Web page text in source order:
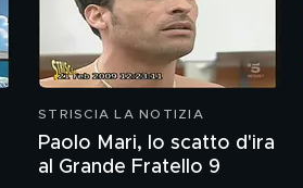
STRISCIA LA NOTIZIA
Paolo Mari, lo scatto d'ira
al Grande Fratello 9